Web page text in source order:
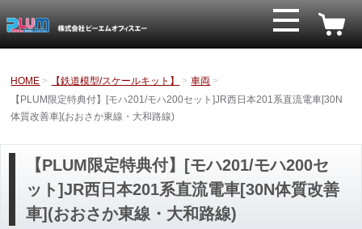
HOME 【鉄道模型/スケールキット】
車両
【PLUM限定特典付】[モハ201/モハ200セット]JR西日本201系直流電車[30N
体質改善車](おおさか東線・大和路線)
【PLUM限定特典付】[モハ201/モハ200セ
ット]JR西日本201系直流電車[30N体質改善
車](おおさか東線・大和路線)